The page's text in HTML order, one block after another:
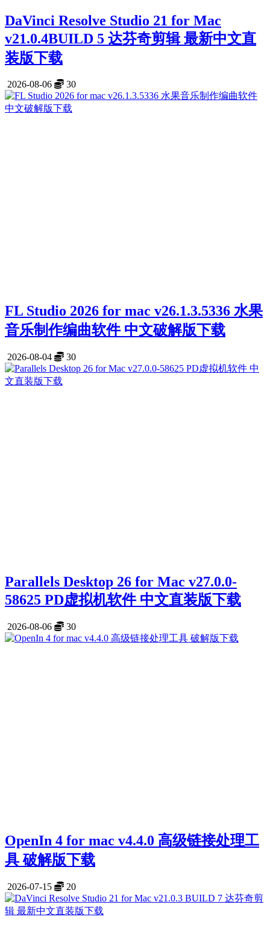
DaVinci Resolve Studio 21 for Mac
v21.0.4BUILD 5 达芬奇剪辑 最新中文直
装版下载
2026-08-06 30
FL Studio 2026 for mac v26.1.3.5336 水果
音乐制作编曲软件 中文破解版下载
2026-08-04 30
Parallels Desktop 26 for Mac v27.0.0-
58625 PD虚拟机软件 中文直装版下载
2026-08-06 30
OpenIn 4 for mac v4.4.0 高级链接处理工
具 破解版下载
2026-07-15 20